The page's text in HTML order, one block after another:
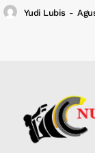
Yudi Lubis -